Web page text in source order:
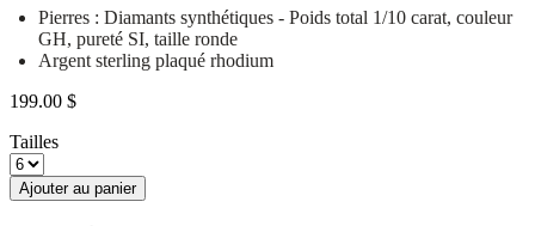
Pierres : Diamants synthétiques - Poids total 1/10 carat, couleur
GH, pureté SI, taille ronde
Argent sterling plaqué rhodium
199.00 $
Tailles
Ajouter au panier